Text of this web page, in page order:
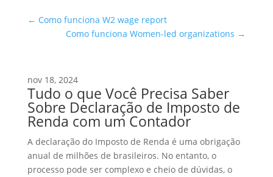
← Como funciona W2 wage report
Como funciona Women-led organizations →
nov 18, 2024
Tudo o que Você Precisa Saber
Sobre Declaração de Imposto de
Renda com um Contador
A declaração do Imposto de Renda é uma obrigação
anual de milhões de brasileiros. No entanto, o
processo pode ser complexo e cheio de dúvidas, o